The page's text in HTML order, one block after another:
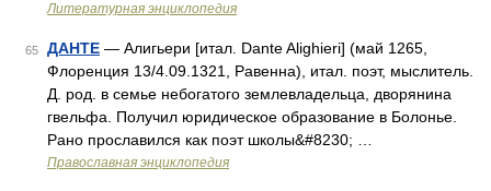
Литературная энциклопедия
65 ДАНТЕ — Алигьери [итал. Dante Alighieri] (май 1265,
Флоренция 13/4.09.1321, Равенна), итал. поэт, мыслитель.
Д. род. в семье небогатого землевладельца, дворянина
гвельфа. Получил юридическое образование в Болонье.
Рано прославился как поэт школы&#8230; …
Православная энциклопедия